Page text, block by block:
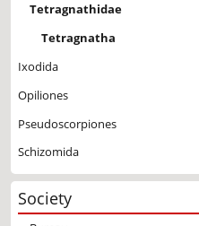
Tetragnathidae
Tetragnatha
Ixodida
Opiliones
Pseudoscorpiones
Schizomida
Society